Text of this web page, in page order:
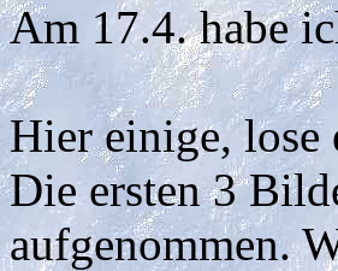
Am 17.4. habe
Hier einige, lose
Die ersten 3
aufgenommen.